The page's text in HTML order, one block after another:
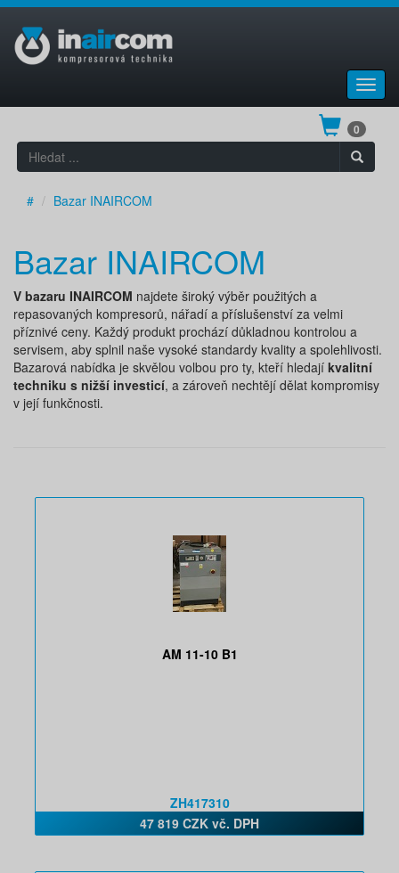
0
# Bazar INAIRCOM
Bazar INAIRCOM
V bazaru INAIRCOM najdete široký výběr použitých a
repasovaných kompresorů, nářadí a příslušenství za velmi
příznivé ceny. Každý produkt prochází důkladnou kontrolou a
servisem, aby splnil naše vysoké standardy kvality a spolehlivosti.
Bazarová nabídka je skvělou volbou pro ty, kteří hledají kvalitní
techniku s nižší investicí, a zároveň nechtějí dělat kompromisy
v její funkčnosti.
AM 11-10 B1
ZH417310
47 819 CZK vč. DPH